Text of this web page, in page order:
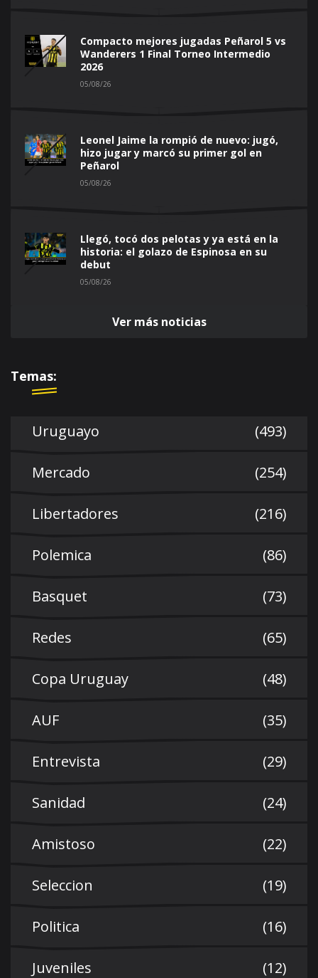
Compacto mejores jugadas Peñarol 5 vs
Wanderers 1 Final Torneo Intermedio
2026
05/08/26
Leonel Jaime la rompió de nuevo: jugó,
hizo jugar y marcó su primer gol en
Peñarol
05/08/26
Llegó, tocó dos pelotas y ya está en la
historia: el golazo de Espinosa en su
debut
05/08/26
Ver más noticias
Temas:
Uruguayo (493)
Mercado (254)
Libertadores (216)
Polemica (86)
Basquet (73)
Redes (65)
Copa Uruguay (48)
AUF (35)
Entrevista (29)
Sanidad (24)
Amistoso (22)
Seleccion (19)
Politica (16)
Juveniles (12)